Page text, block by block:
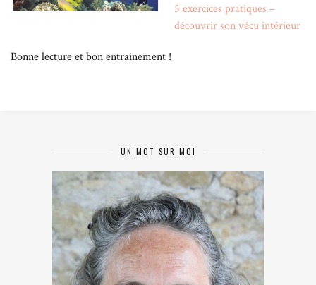
5 exercices pratiques –
découvrir son vécu intérieur
Bonne lecture et bon entraînement !
UN MOT SUR MOI